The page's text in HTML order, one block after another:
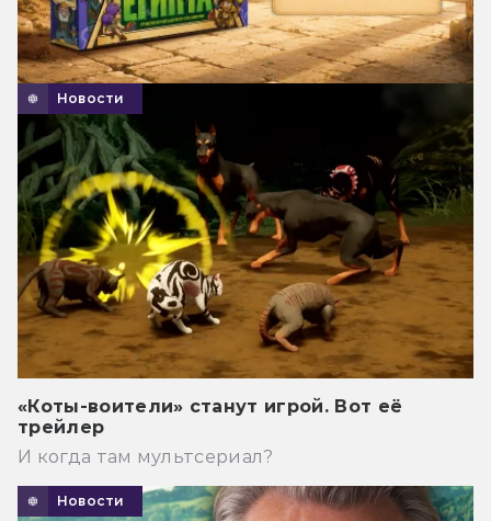
Новости
«Коты-воители» станут игрой. Вот её
трейлер
И когда там мультсериал?
Новости